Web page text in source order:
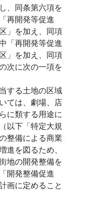
、同条第六項を
再開発等促進
」を加え、同項
「再開発等促進
」を加え、同項
次に次の一項を
する土地の区域
ては、劇場、店
に類する用途に
以下「特定大規
整備による商業
進を図るため、
地の開発整備を
開発整備促進
画に定めること